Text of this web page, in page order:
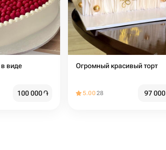
виде
100 000֏
Огромный красивый торт
5.0028 97 000